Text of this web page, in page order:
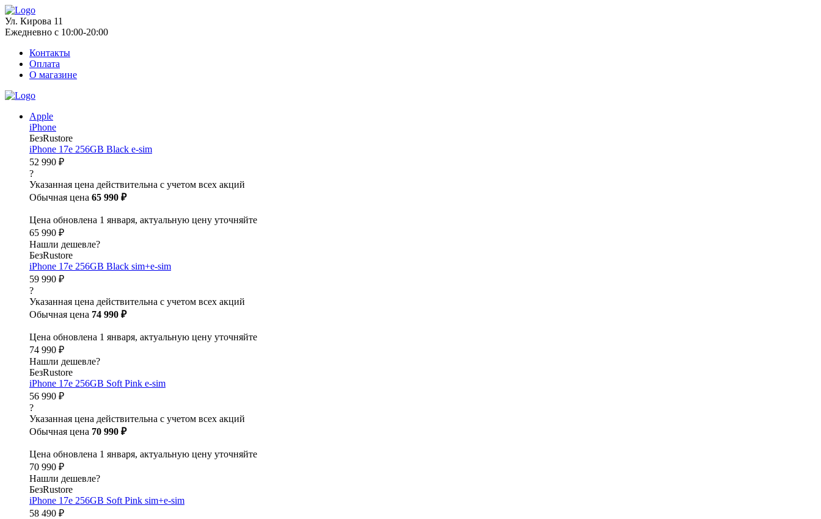
Ул. Кирова 11
Ежедневно с 10:00-20:00
Контакты
Оплата
О магазине
Apple
iPhone
БезRustore
iPhone 17e 256GB Black e-sim
52 990 ₽
?
Указанная цена действительна с учетом всех акций
Обычная цена 65 990 ₽
Цена обновлена 1 января, актуальную цену уточняйте
65 990 ₽
Нашли дешевле?
БезRustore
iPhone 17e 256GB Black sim+e-sim
59 990 ₽
?
Указанная цена действительна с учетом всех акций
Обычная цена 74 990 ₽
Цена обновлена 1 января, актуальную цену уточняйте
74 990 ₽
Нашли дешевле?
БезRustore
iPhone 17e 256GB Soft Pink e-sim
56 990 ₽
?
Указанная цена действительна с учетом всех акций
Обычная цена 70 990 ₽
Цена обновлена 1 января, актуальную цену уточняйте
70 990 ₽
Нашли дешевле?
БезRustore
iPhone 17e 256GB Soft Pink sim+e-sim
58 490 ₽